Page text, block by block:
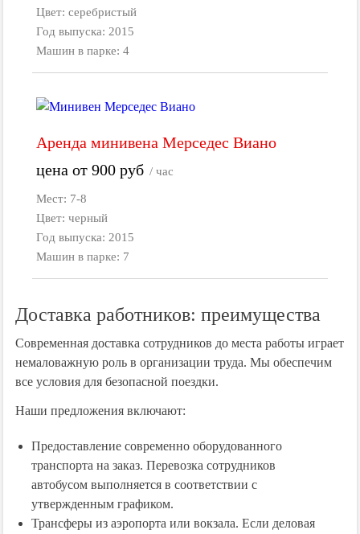
Цвет: серебристый
Год выпуска: 2015
Машин в парке: 4
Аренда минивена Мерседес Виано
цена от 900руб / час
Мест: 7-8
Цвет: черный
Год выпуска: 2015
Машин в парке: 7
Доставка работников: преимущества
Современная доставка сотрудников до места работы играет
немаловажную роль в организации труда. Мы обеспечим
все условия для безопасной поездки.
Наши предложения включают:
Предоставление современно оборудованного
транспорта на заказ. Перевозка сотрудников
автобусом выполняется в соответствии с
утвержденным графиком.
Трансферы из аэропорта или вокзала. Если деловая